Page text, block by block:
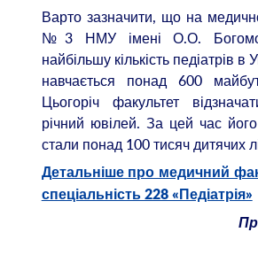
Варто зазначити, що на
№3 НМУ імені О.О.
найбільшу кількість педіатрів в
навчається понад 600
Цьогоріч факультет
річний ювілей. За цей час
стали понад 100 тисяч дитячих
Детальніше про медичний
спеціальність 228 «Педіатрія»